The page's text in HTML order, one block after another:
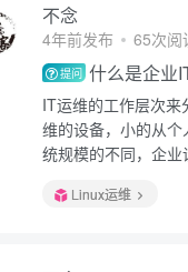
不念
4年前发布 65次阅
提问 什么是企业
IT运维的工作层次
维的设备，小的从
统规模的不同，企业
Linux运维